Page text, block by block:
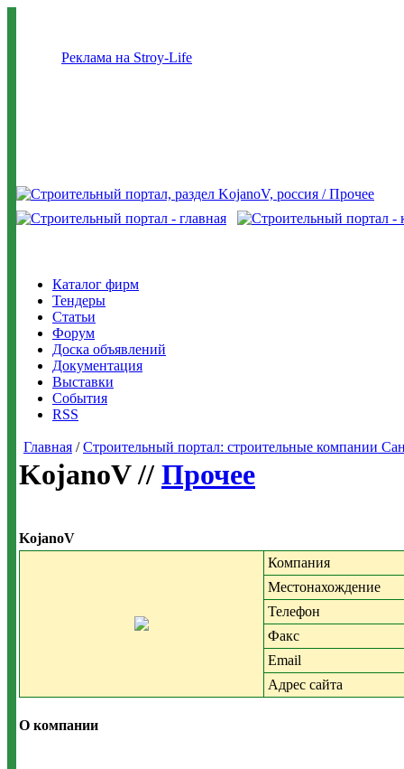
Реклама на Stroy-Life
Каталог фирм
Тендеры
Статьи
Форум
Доска объявлений
Документация
Выставки
События
RSS
Главная /Строительный портал: строительные компании
KojanoV // Прочее
KojanoV
Компания
Местонахождение
Телефон
Факс
Email
Адрес сайта
О компании